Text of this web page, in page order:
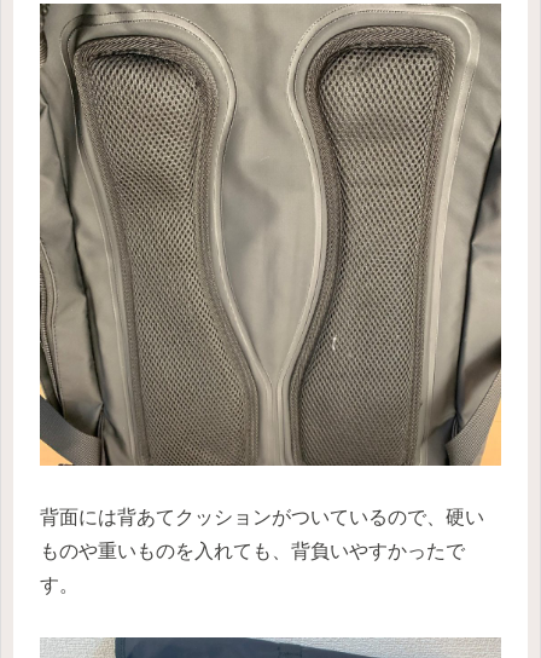
背面には背あてクッションがついているので、硬い
ものや重いものを入れても、背負いやすかったで
す。